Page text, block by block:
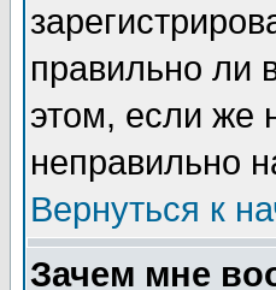
правильно ли
этом, если же
неправильно
Вернуться к
Зачем мне